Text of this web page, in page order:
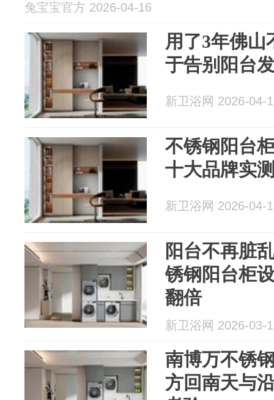
兔宝宝官方 2026-04-16
用了3年佛山
于告别阳台
新卫浴网 2026-04-
不锈钢阳台
十大品牌实
新卫浴网 2026-04-
阳台不再脏
锈钢阳台柜
翻倍
新卫浴网 2026-03-
南博万不锈
方回南天与